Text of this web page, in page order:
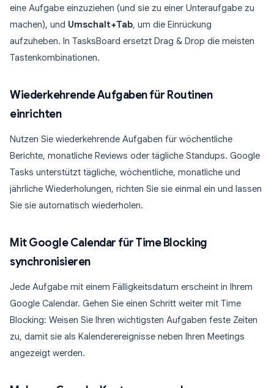
eine Aufgabe einzuziehen (und sie zu einer Unteraufgabe zu
machen), und Umschalt+Tab, um die Einrückung
aufzuheben. In TasksBoard ersetzt Drag & Drop die meisten
Tastenkombinationen.
Wiederkehrende Aufgaben für Routinen
einrichten
Nutzen Sie wiederkehrende Aufgaben für wöchentliche
Berichte, monatliche Reviews oder tägliche Standups. Google
Tasks unterstützt tägliche, wöchentliche, monatliche und
jährliche Wiederholungen, richten Sie sie einmal ein und lassen
Sie sie automatisch wiederholen.
Mit Google Calendar für Time Blocking
synchronisieren
Jede Aufgabe mit einem Fälligkeitsdatum erscheint in Ihrem
Google Calendar. Gehen Sie einen Schritt weiter mit Time
Blocking: Weisen Sie Ihren wichtigsten Aufgaben feste Zeiten
zu, damit sie als Kalenderereignisse neben Ihren Meetings
angezeigt werden.